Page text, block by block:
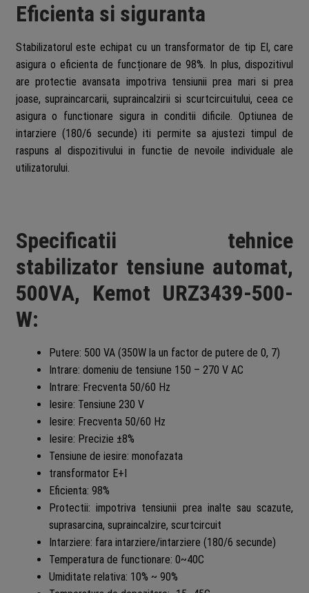
Eficienta si siguranta
Stabilizatorul este echipat cu un transformator de tip EI, care
asigura o eficienta de funcționare de 98%. In plus, dispozitivul
are protectie avansata impotriva tensiunii prea mari si prea
joase, supraincarcarii, supraincalzirii si scurtcircuitului, ceea ce
asigura o functionare sigura in conditii dificile. Optiunea de
intarziere (180/6 secunde) iti permite sa ajustezi timpul de
raspuns al dispozitivului in functie de nevoile individuale ale
utilizatorului.
Specificatii tehnice
stabilizator tensiune automat,
500VA, Kemot URZ3439-500-
W:
Putere: 500 VA (350W la un factor de putere de 0, 7)
Intrare: domeniu de tensiune 150 – 270 V AC
Intrare: Frecventa 50/60 Hz
Iesire: Tensiune 230 V
Iesire: Frecventa 50/60 Hz
Iesire: Precizie ±8%
Tensiune de iesire: monofazata
transformator E+I
Eficienta: 98%
Protectii: impotriva tensiunii prea inalte sau scazute,
suprasarcina, supraincalzire, scurtcircuit
Intarziere: fara intarziere/intarziere (180/6 secunde)
Temperatura de functionare: 0~40C
Umiditate relativa: 10% ~ 90%